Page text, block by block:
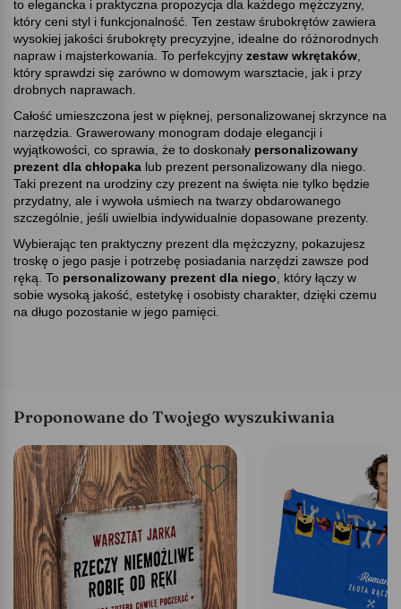
to elegancka i praktyczna propozycja dla każdego mężczyzny,
który ceni styl i funkcjonalność. Ten zestaw śrubokrętów zawiera
wysokiej jakości śrubokręty precyzyjne, idealne do różnorodnych
napraw i majsterkowania. To perfekcyjny zestaw wkrętaków
który sprawdzi się zarówno w domowym warsztacie, jak i przy
drobnych naprawach.
Całość umieszczona jest w pięknej, personalizowanej skrzynce na
narzędzia. Grawerowany monogram dodaje elegancji i
wyjątkowości, co sprawia, że to doskonały personalizowany
prezent dla chłopaka lub prezent personalizowany dla niego.
Taki prezent na urodziny czy prezent na święta nie tylko będzie
przydatny, ale i wywoła uśmiech na twarzy obdarowanego
szczególnie, jeśli uwielbia indywidualnie dopasowane prezenty.
Wybierając ten praktyczny prezent dla mężczyzny, pokazujesz
troskę o jego pasje i potrzebę posiadania narzędzi zawsze pod
ręką. To personalizowany prezent dla niego , który łączy w
sobie wysoką jakość, estetykę i osobisty charakter, dzięki czemu
na długo pozostanie w jego pamięci.
Proponowane do Twojego wyszukiwania